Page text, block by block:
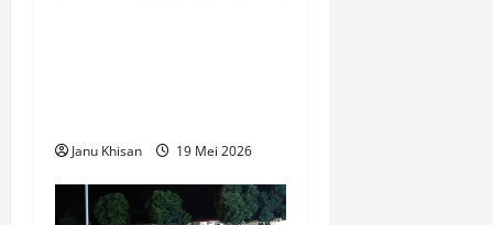
Janu Khisan 19 Mei 2026